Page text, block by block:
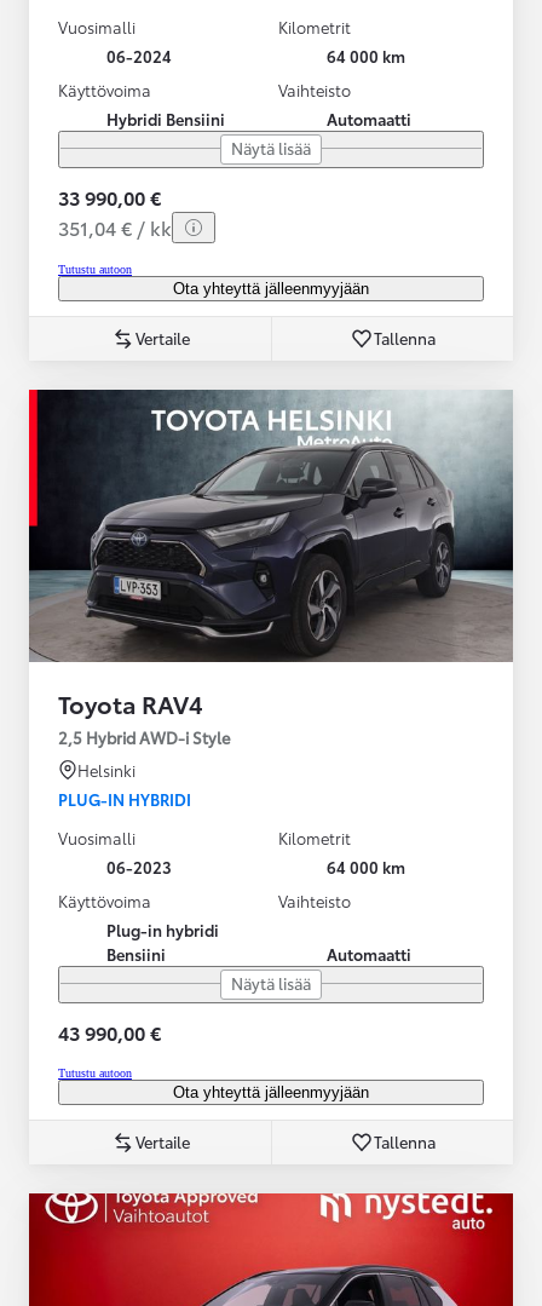
Vuosimalli
06-2024
Kilometrit
64 000 km
Käyttövoima
Hybridi Bensiini
Vaihteisto
Automaatti
Näytä lisää
33 990,00 €
351,04 € / kk
Tutustu autoon
Ota yhteyttä jälleenmyyjään
Vertaile Tallenna
Toyota RAV4
2,5 Hybrid AWD-i Style
Helsinki
PLUG-IN HYBRIDI
Vuosimalli
06-2023
Kilometrit
64 000 km
Käyttövoima
Plug-in hybridi
Bensiini
Vaihteisto
Automaatti
Näytä lisää
43 990,00 €
Tutustu autoon
Ota yhteyttä jälleenmyyjään
Vertaile Tallenna